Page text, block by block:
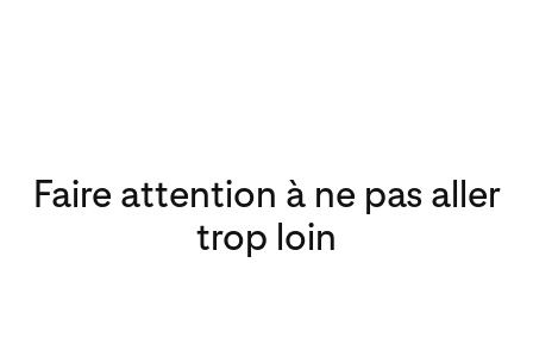
Faire attention à ne pas aller
trop loin